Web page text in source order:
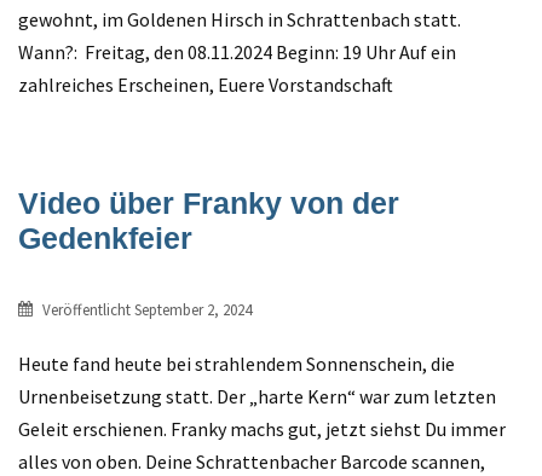
gewohnt, im Goldenen Hirsch in Schrattenbach statt.
Wann?: Freitag, den 08.11.2024 Beginn: 19 Uhr Auf ein
zahlreiches Erscheinen, Euere Vorstandschaft
Video über Franky von der
Gedenkfeier
VeröffentlichtSeptember 2, 2024
Heute fand heute bei strahlendem Sonnenschein, die
Urnenbeisetzung statt. Der „harte Kern“ war zum letzten
Geleit erschienen. Franky machs gut, jetzt siehst Du immer
alles von oben. Deine Schrattenbacher Barcode scannen,